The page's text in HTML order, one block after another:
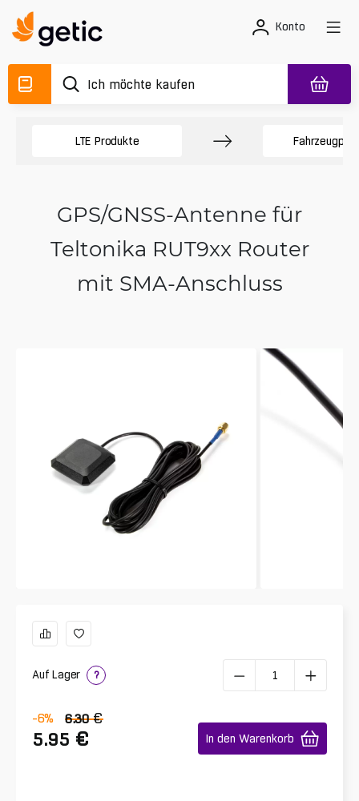
Konto
LTE Produkte
GPS/GNSS-Antenne für
Teltonika RUT9xx Router
mit SMA-Anschluss
Auf Lager ?
-6% 6.30 €
5.95 € In den Warenkorb